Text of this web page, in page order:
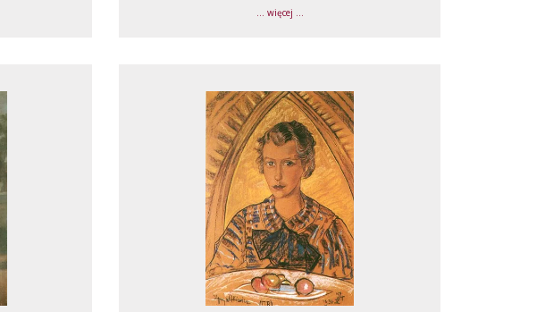
... więcej ...